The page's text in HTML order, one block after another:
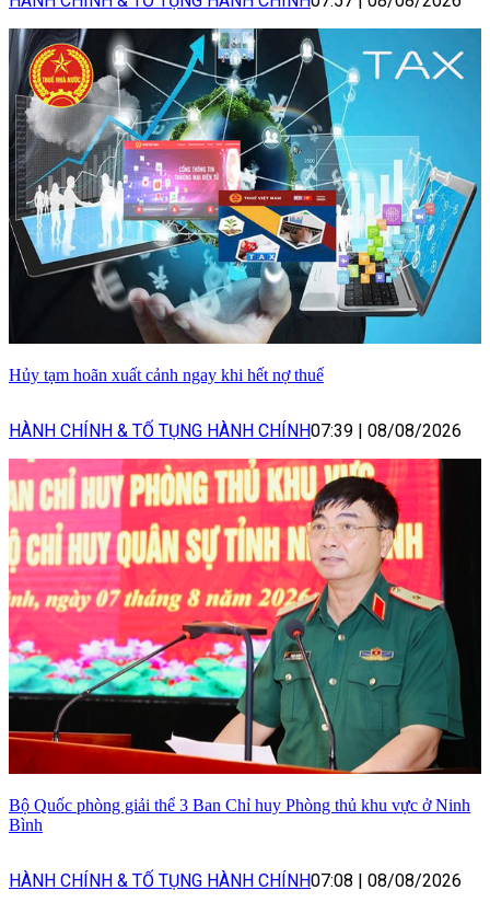
Hủy tạm hoãn xuất cảnh ngay khi hết nợ thuế
HÀNH CHÍNH & TỐ TỤNG HÀNH CHÍNH07:39 | 08/08/2026
Bộ Quốc phòng giải thể 3 Ban Chỉ huy Phòng thủ khu vực ở Ninh
Bình
HÀNH CHÍNH & TỐ TỤNG HÀNH CHÍNH07:08 | 08/08/2026